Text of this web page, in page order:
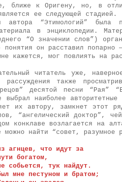
ближе к Оригену, но, в
ее следующей стадией.
“Этимологий” была
в энциклопедии.
“О значении слов”)
понятия он расставил
кажется, мог повлиять на
читатель уже,
рассуждения также
десятой песни “Рая”
выбрал наиболее
их автору, замкнет этот
“ангелический доктор”,
конклаве возлагается на
можно найти “совет,
агнцев, что идут за
богатом,
собьется, тук найдут.
мне пестуном и братом;